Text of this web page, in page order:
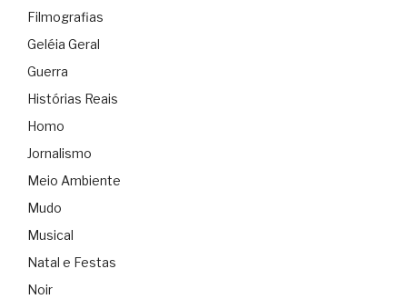
Filmografias
Geléia Geral
Guerra
Histórias Reais
Homo
Jornalismo
Meio Ambiente
Mudo
Musical
Natal e Festas
Noir